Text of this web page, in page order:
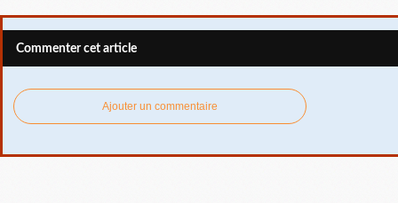
Commenter cet article
Ajouter un commentaire